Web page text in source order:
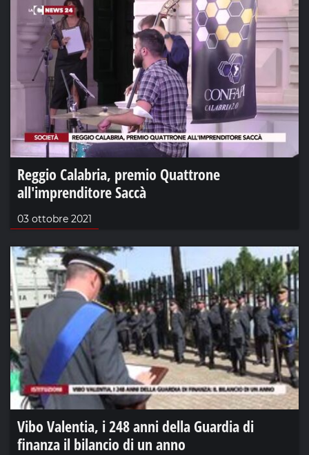
Reggio Calabria, premio Quattrone
all'imprenditore Saccà
03 ottobre 2021
Vibo Valentia, i 248 anni della Guardia di
finanza il bilancio di un anno